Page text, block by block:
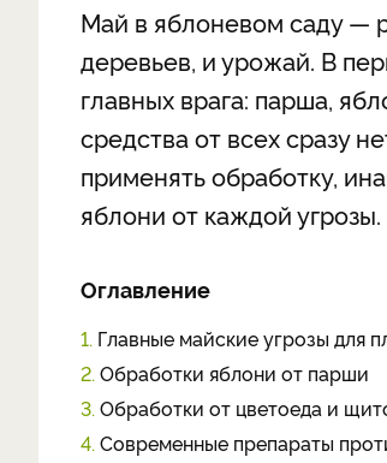
Май в яблоневом саду —
деревьев, и урожай. В
главных врага: парша,
средства от всех сразу
применять обработку,
яблони от каждой угрозы.
Оглавление
1. Главные майские угрозы для
2. Обработки яблони от парши
3. Обработки от цветоеда и
4. Современные препараты